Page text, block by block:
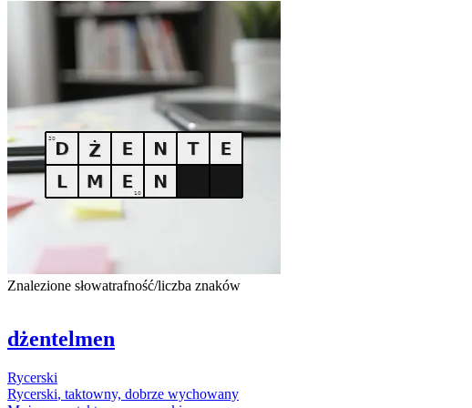
Znalezione słowatrafność/liczba znaków
dżentelmen
Rycerski
Rycerski, taktowny, dobrze wychowany